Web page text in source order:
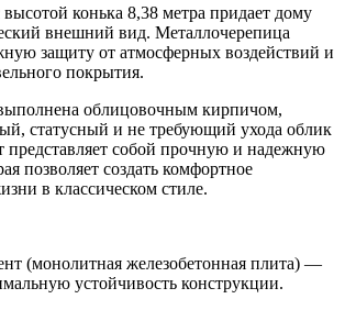
конька 8,38 метра придает дому
внешний вид. Металлочерепица
защиту от атмосферных воздействий и
покрытия.
облицовочным кирпичом,
статусный и не требующий ухода облик
представляет собой прочную и надежную
позволяет создать комфортное
в классическом стиле.
(монолитная железобетонная плита) —
устойчивость конструкции.